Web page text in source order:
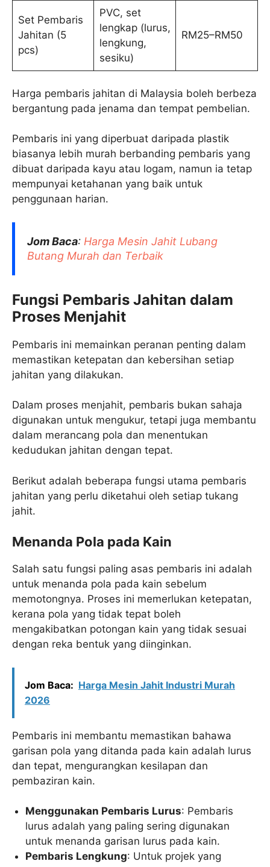
Set Pembaris
Jahitan (5
pcs)
PVC, set
lengkap (lurus,
lengkung,
sesiku)
RM25–RM50
Harga pembaris jahitan di Malaysia boleh berbeza
bergantung pada jenama dan tempat pembelian.
Pembaris ini yang diperbuat daripada plastik
biasanya lebih murah berbanding pembaris yang
dibuat daripada kayu atau logam, namun ia tetap
mempunyai ketahanan yang baik untuk
penggunaan harian.
Jom Baca: Harga Mesin Jahit Lubang
Butang Murah dan Terbaik
Fungsi Pembaris Jahitan dalam
Proses Menjahit
Pembaris ini memainkan peranan penting dalam
memastikan ketepatan dan kebersihan setiap
jahitan yang dilakukan.
Dalam proses menjahit, pembaris bukan sahaja
digunakan untuk mengukur, tetapi juga membantu
dalam merancang pola dan menentukan
kedudukan jahitan dengan tepat.
Berikut adalah beberapa fungsi utama pembaris
jahitan yang perlu diketahui oleh setiap tukang
jahit.
Menanda Pola pada Kain
Salah satu fungsi paling asas pembaris ini adalah
untuk menanda pola pada kain sebelum
memotongnya. Proses ini memerlukan ketepatan,
kerana pola yang tidak tepat boleh
mengakibatkan potongan kain yang tidak sesuai
dengan reka bentuk yang diinginkan.
Jom Baca: Harga Mesin Jahit Industri Murah
2026
Pembaris ini membantu memastikan bahawa
garisan pola yang ditanda pada kain adalah lurus
dan tepat, mengurangkan kesilapan dan
pembaziran kain.
Menggunakan Pembaris Lurus: Pembaris
lurus adalah yang paling sering digunakan
untuk menanda garisan lurus pada kain.
Pembaris Lengkung: Untuk projek yang